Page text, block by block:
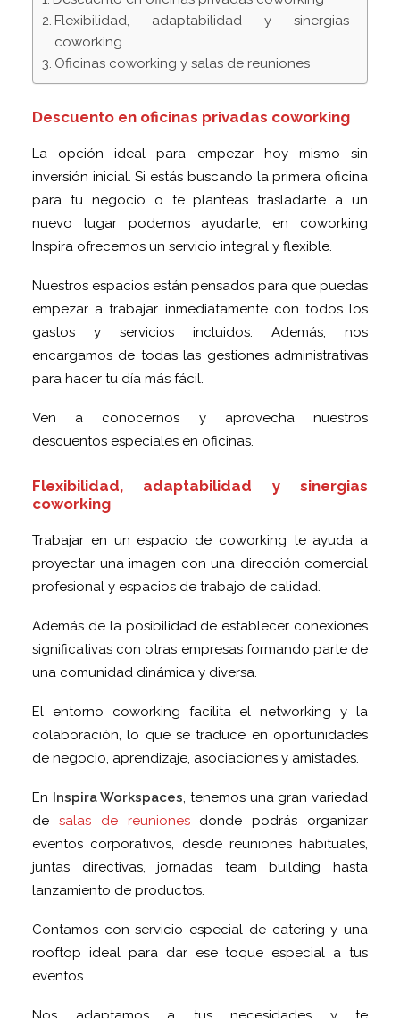
Flexibilidad, adaptabilidad y sinergias
coworking
Oficinas coworking y salas de reuniones
Descuento en oficinas privadas coworking
La opción ideal para empezar hoy mismo sin
inversión inicial. Si estás buscando la primera oficina
para tu negocio o te planteas trasladarte a un
nuevo lugar podemos ayudarte, en coworking
Inspira ofrecemos un servicio integral y flexible.
Nuestros espacios están pensados para que puedas
empezar a trabajar inmediatamente con todos los
gastos y servicios incluidos. Además, nos
encargamos de todas las gestiones administrativas
para hacer tu día más fácil.
Ven a conocernos y aprovecha nuestros
descuentos especiales en oficinas.
Flexibilidad, adaptabilidad y sinergias
coworking
Trabajar en un espacio de coworking te ayuda a
proyectar una imagen con una dirección comercial
profesional y espacios de trabajo de calidad.
Además de la posibilidad de establecer conexiones
significativas con otras empresas formando parte de
una comunidad dinámica y diversa.
El entorno coworking facilita el networking y la
colaboración, lo que se traduce en oportunidades
de negocio, aprendizaje, asociaciones y amistades.
En Inspira Workspaces, tenemos una gran variedad
de salas de reunionesdonde podrás organizar
eventos corporativos, desde reuniones habituales,
juntas directivas, jornadas team building hasta
lanzamiento de productos.
Contamos con servicio especial de catering y una
rooftop ideal para dar ese toque especial a tus
eventos.